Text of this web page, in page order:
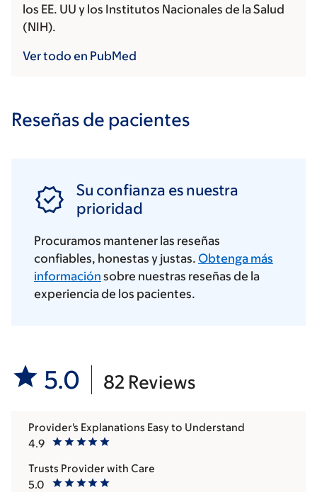
los EE. UU y los Institutos Nacionales de la Salud
(NIH).
Ver todo en PubMed
Reseñas de pacientes
Su confianza es nuestra
prioridad
Procuramos mantener las reseñas
confiables, honestas y justas. Obtenga más
información sobre nuestras reseñas de la
experiencia de los pacientes.
5.0 82 Reviews
4.9
Provider's Explanations Easy to Understand
5.0
Trusts Provider with Care